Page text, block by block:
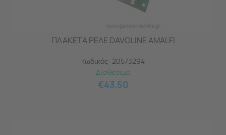
ΠΛΑΚΕΤΑ ΡΕΛΕ DAVOLINE AMALFI
Κωδικός: 20573294
Διαθέσιμο
€43.50